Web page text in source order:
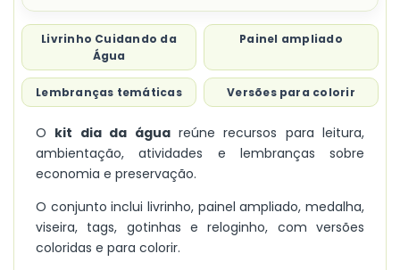
Livrinho Cuidando da
Água
Painel ampliado
Lembranças temáticas Versões para colorir
O kit dia da águareúne recursos para leitura,
ambientação, atividades e lembranças sobre
economia e preservação.
O conjunto inclui livrinho, painel ampliado, medalha,
viseira, tags, gotinhas e reloginho, com versões
coloridas e para colorir.